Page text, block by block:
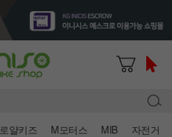
로얄키즈 M모터스 MIB 자전거